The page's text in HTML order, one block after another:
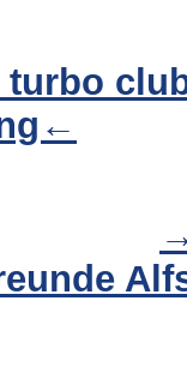
turbo